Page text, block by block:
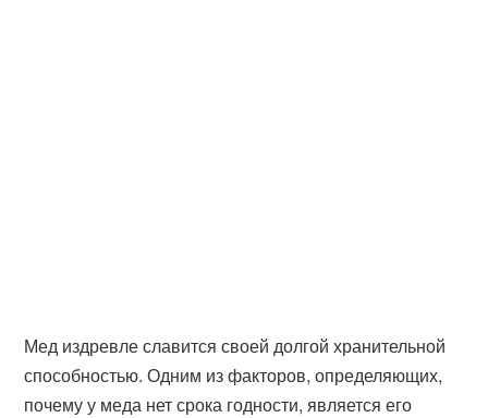
Мед издревле славится своей долгой хранительной
способностью. Одним из факторов, определяющих,
почему у меда нет срока годности, является его